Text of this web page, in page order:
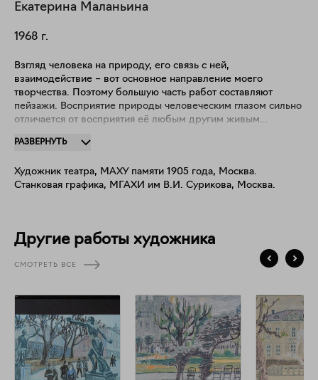
Екатерина Маланьина
1968 г.
Взгляд человека на природу, его связь с ней,
взаимодействие – вот основное направление моего
творчества. Поэтому большую часть работ составляют
пейзажи. Восприятие природы человеческим глазом сильно
отличается от восприятия её любым другим живым
ассоциативное мышление. Образ, рождающийся в
жанровой картиной, возникает на основе тех знаний о мире
и предпочтений в искусстве, которые есть у художника. В
основе ассоциаций и эмоций. Мне бы хотелось, чтобы и у
зрителя, который будет смотреть на мои работы, тоже
возникали свои ассоциации, пусть даже отличающиеся от
РАЗВЕРНУТЬ
Художник театра, МАХУ памяти 1905 года, Москва.
Станковая графика, МГАХИ им В.И. Сурикова, Москва.
Другие работы художника
СМОТРЕТЬ ВСЕ